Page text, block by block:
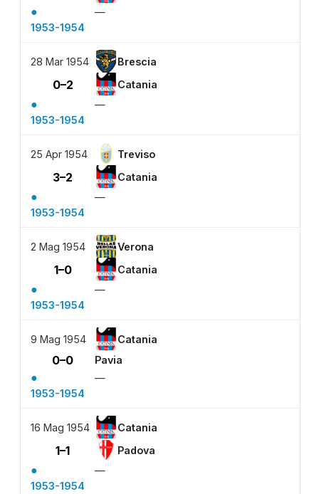
●
—
1953-1954
28 Mar 1954 Brescia
0–2 Catania
●
—
1953-1954
25 Apr 1954 Treviso
3–2 Catania
●
—
1953-1954
2 Mag 1954 Verona
1–0 Catania
●
—
1953-1954
9 Mag 1954 Catania
0–0 Pavia
●
—
1953-1954
16 Mag 1954 Catania
1–1 Padova
●
—
1953-1954